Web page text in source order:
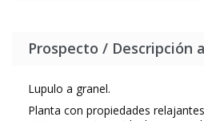
Prospecto / Descripción
Lupulo a granel.
Planta con propiedades